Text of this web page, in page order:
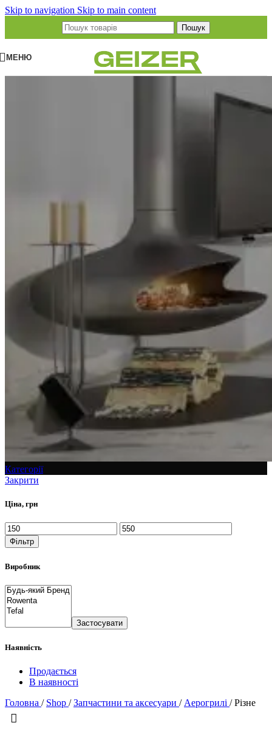
Skip to navigation Skip to main content
Пошук
МЕНЮ
Категорії
Закрити
Ціна, грн
Фільтр
Виробник
Застосувати
Наявність
Продається
В наявності
Головна / Shop / Запчастини та аксесуари / Аерогрилі / Різне